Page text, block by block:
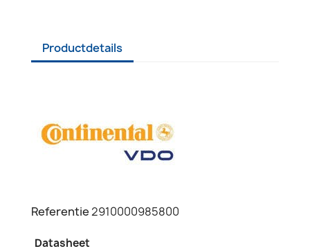
Productdetails
Referentie2910000985800
Datasheet